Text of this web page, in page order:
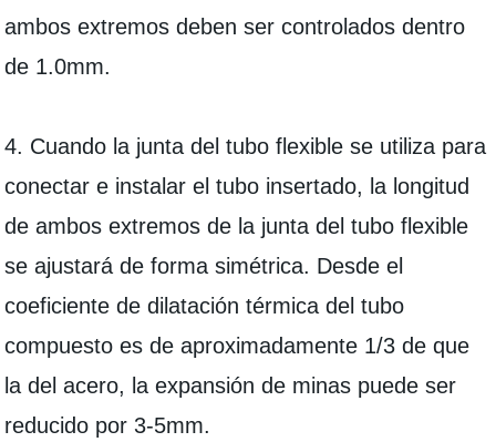
ambos extremos deben ser controlados dentro
de 1.0mm.
4. Cuando la junta del tubo flexible se utiliza para
conectar e instalar el tubo insertado, la longitud
de ambos extremos de la junta del tubo flexible
se ajustará de forma simétrica. Desde el
coeficiente de dilatación térmica del tubo
compuesto es de aproximadamente 1/3 de que
la del acero, la expansión de minas puede ser
reducido por 3-5mm.